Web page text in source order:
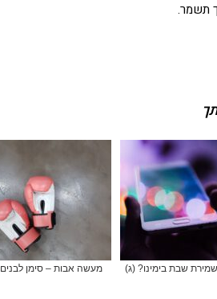
תשמר.
שבת בימינו? (ג) מעשה אבות – סימן לבנים